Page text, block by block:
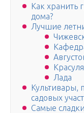
Как хранить
дома?
Лучшие
Красуля
Лада
Культивары,
садовых
Самые